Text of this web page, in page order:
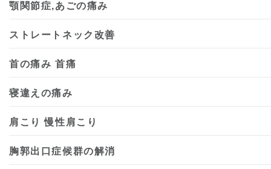
顎関節症,あごの痛み
ストレートネック改善
首の痛み 首痛
寝違えの痛み
肩こり 慢性肩こり
胸郭出口症候群の解消